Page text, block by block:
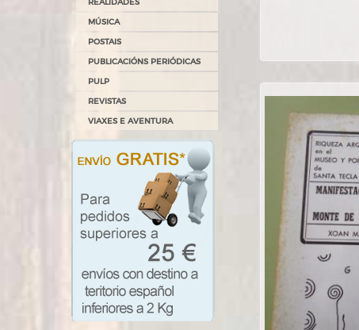
MÚSICA
POSTAIS
PUBLICACIÓNS PERIÓDICAS
PULP
REVISTAS
VIAXES E AVENTURA